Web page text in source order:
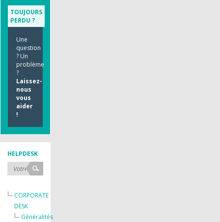
TOUJOURS
PERDU ?
Une
question
? Un
problème
?
Laissez-
nous
vous
aider
!
HELPDESK
CORPORATE
DESK
Généralités